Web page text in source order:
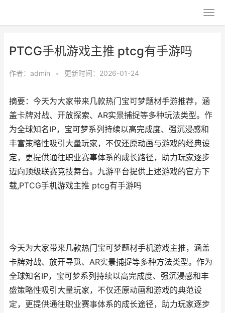
PTCG手机游戏主推 ptcg有手游吗
作者： admin • 更新时间：2026-01-24
摘要：今天为大家带来几款热门宝可梦题材手游推荐，涵
盖卡牌对战、开放探索、AR实景捕捉等多种玩法类型。作
为全球知名IP，宝可梦系列持续以高完成度、强沉浸感和
丰富策略性吸引大量玩家，不仅还原动画与游戏的经典设
定，更提供通往职业赛事体系的成长路径，助力玩家逐步
迈向顶级联赛竞技舞台。九游平台提供上述游戏的官方下
载,PTCG手机游戏主推 ptcg有手游吗
今天为大家带来几款热门宝可梦题材手机游戏主推，涵盖
卡牌对战、放开寻觅、AR实景捕捉等多种方法类型。作为
全球知名IP，宝可梦系列持续以高完成度、强沉浸感和丰
盛策略性吸引大量玩家，不仅还原动画和游戏的典范设
定，更提供通往职业赛事体系的成长途径，助力玩家逐步